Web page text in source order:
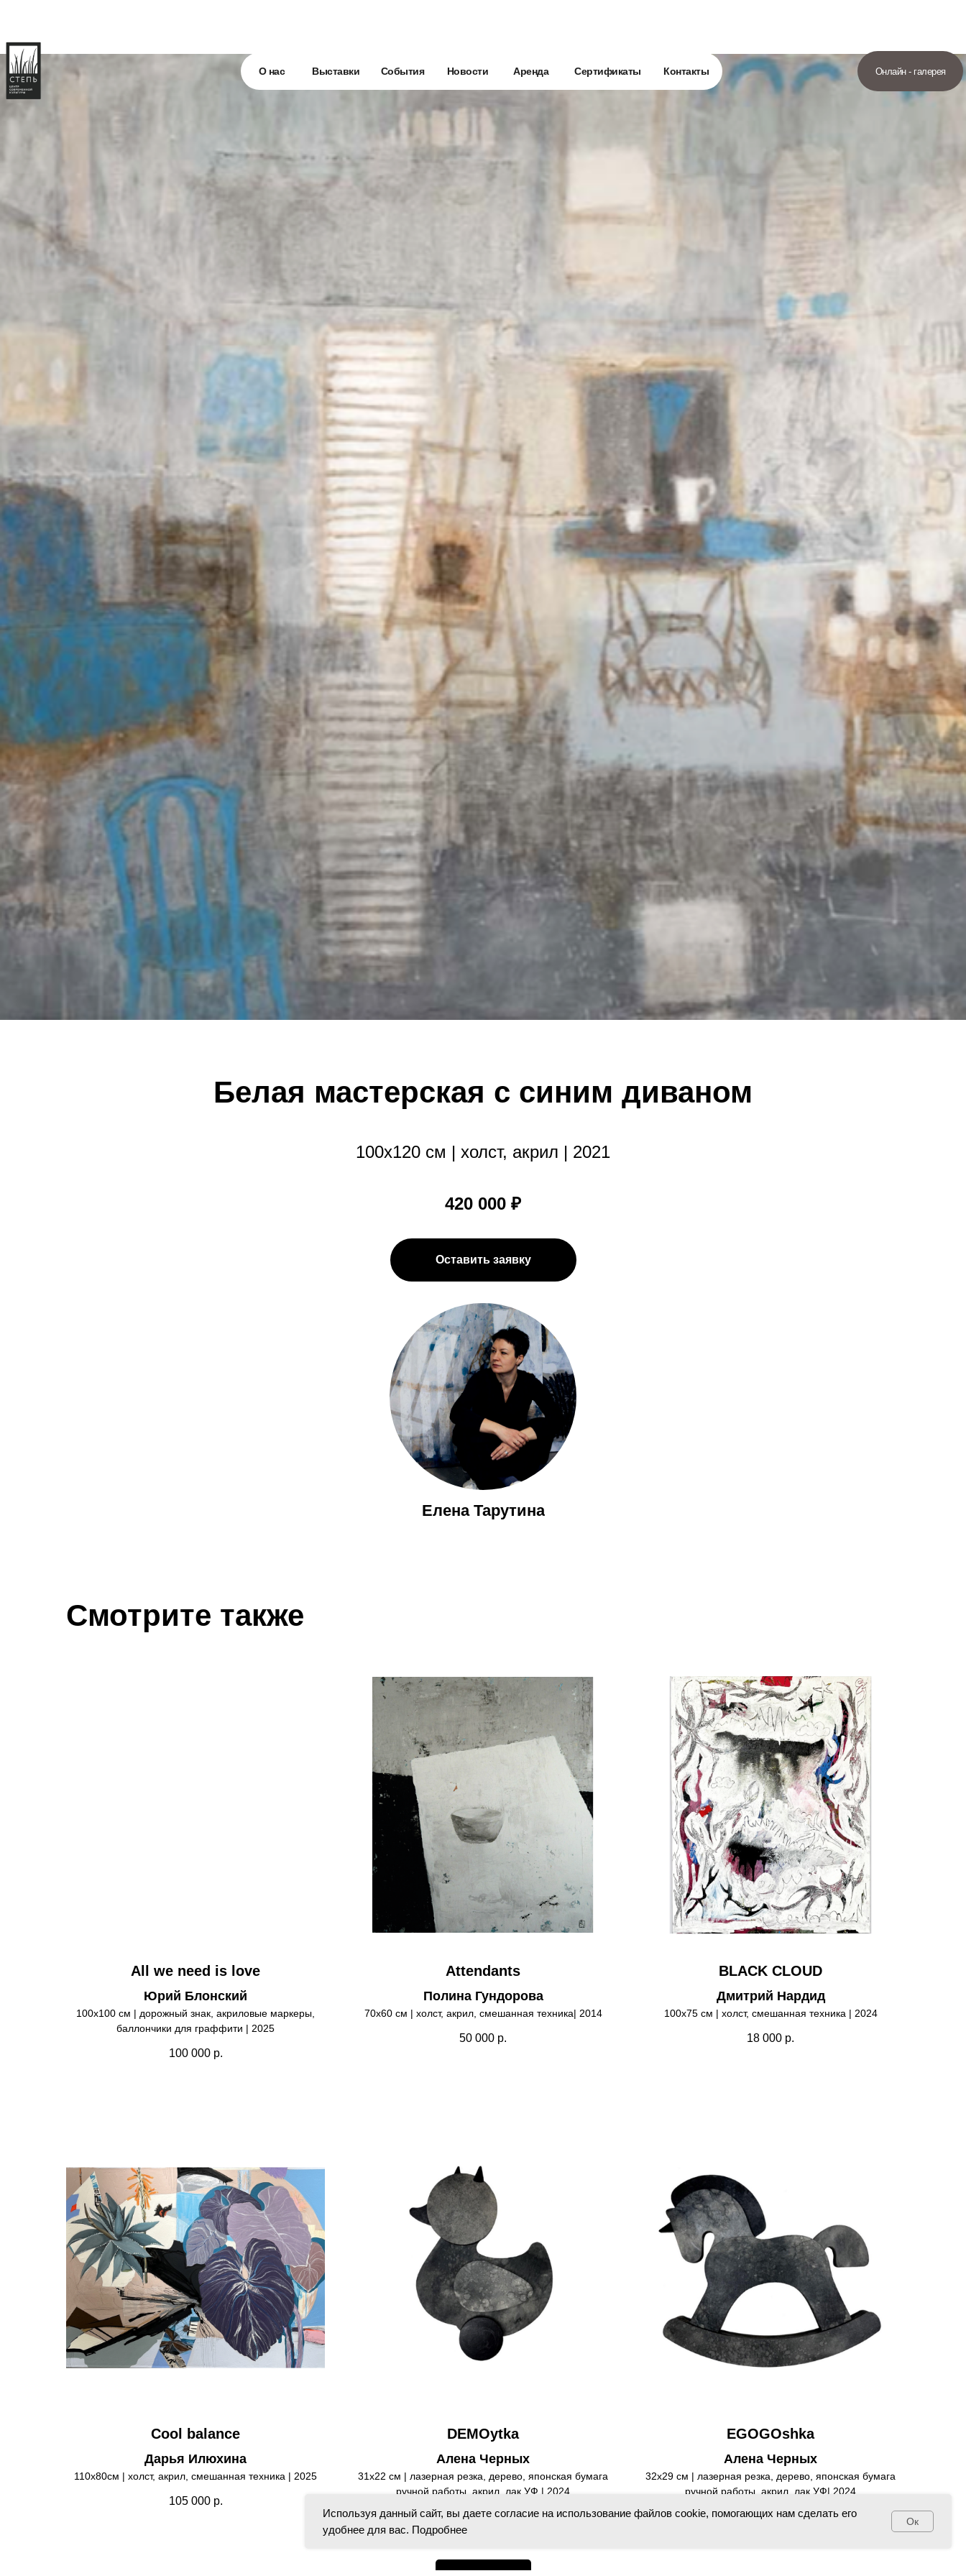
Контакты
Сертификаты
Аренда
Новости
События
Выставки
О нас Онлайн - галерея
Белая мастерская с синим диваном
100х120 см | холст, акрил | 2021
420 000 ₽
Оставить заявку
Елена Тарутина
Смотрите также
All we need is love
Юрий Блонский
100х100 см | дорожный знак, акриловые маркеры,
баллончики для граффити | 2025
100 000 р.
Attendants
Полина Гундорова
70х60 см | холст, акрил, смешанная техника| 2014
50 000 р.
BLACK CLOUD
Дмитрий Нардид
100х75 см | холст, смешанная техника | 2024
18 000 р.
Cool balance
Дарья Илюхина
110х80см | холст, акрил, смешанная техника | 2025
105 000 р.
DEMOytka
Алена Черных
31х22 см | лазерная резка, дерево, японская бумага
ручной работы, акрил, лак УФ | 2024
60 000 р.
EGOGOshka
Алена Черных
32х29 см | лазерная резка, дерево, японская бумага
ручной работы, акрил, лак УФ| 2024
60 000 р.
Используя данный сайт, вы даете согласие на использование файлов cookie, помогающих нам сделать его
удобнее для вас. Подробнее
Ок